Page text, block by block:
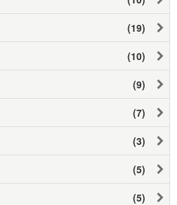
(19)
(10)
(9)
(7)
(3)
(5)
(5)